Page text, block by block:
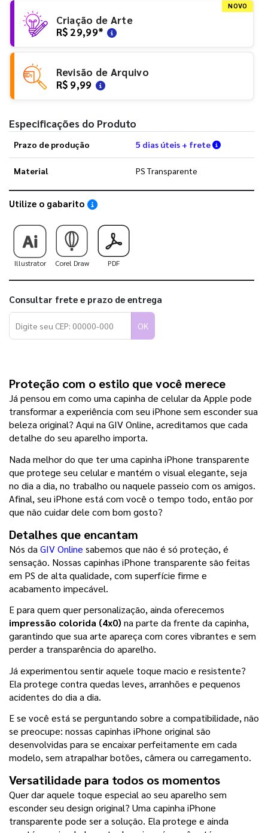
NOVO
Criação de Arte
R$ 29,99*
Revisão de Arquivo
R$ 9,99
Especificações do Produto
Prazo de produção 5 dias úteis + frete Verifique
Material PS Transparente
Utilize o gabarito Saiba como utilizar os nossos gabaritos
Illustrator Corel Draw PDF
Consultar frete e prazo de entrega
OK
Proteção com o estilo que você merece
Já pensou em como uma capinha de celular da Apple pode
transformar a experiência com seu iPhone sem esconder sua
beleza original? Aqui na GIV Online, acreditamos que cada
detalhe do seu aparelho importa.
Nada melhor do que ter uma capinha iPhone transparente
que protege seu celular e mantém o visual elegante, seja
no dia a dia, no trabalho ou naquele passeio com os amigos.
Afinal, seu iPhone está com você o tempo todo, então por
que não cuidar dele com bom gosto?
Detalhes que encantam
Nós da GIV Online sabemos que não é só proteção, é
sensação. Nossas capinhas iPhone transparente são feitas
em PS de alta qualidade, com superfície firme e
acabamento impecável.
impressão colorida (4x0) na parte da frente da capinha,
garantindo que sua arte apareça com cores vibrantes e sem
perder a transparência do aparelho.
Já experimentou sentir aquele toque macio e resistente?
Ela protege contra quedas leves, arranhões e pequenos
acidentes do dia a dia.
E se você está se perguntando sobre a compatibilidade, não
se preocupe: nossas capinhas iPhone original são
desenvolvidas para se encaixar perfeitamente em cada
modelo, sem atrapalhar botões, câmera ou carregamento.
Versatilidade para todos os momentos
Quer dar aquele toque especial ao seu aparelho sem
esconder seu design original? Uma capinha iPhone
transparente pode ser a solução. Ela protege e ainda